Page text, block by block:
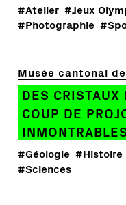
#Atelier #Jeux
#Photographie
Musée cantonal
DES
COUP DE
#Géologie #Histoire
#Sciences